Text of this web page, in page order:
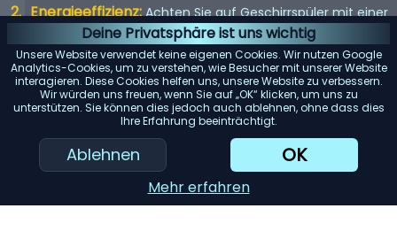
Deine Privatsphäre ist uns wichtig
Unsere Website verwendet keine eigenen Cookies. Wir nutzen Google
Analytics-Cookies, um zu verstehen, wie Besucher mit unserer Website
interagieren. Diese Cookies helfen uns, unsere Website zu verbessern.
Wir würden uns freuen, wenn Sie auf „OK“ klicken, um uns zu
unterstützen. Sie können dies jedoch auch ablehnen, ohne dass dies
Ihre Erfahrung beeinträchtigt.
Ablehnen OK
Mehr erfahren
Energieeffizienz: Achten Sie auf Geschirrspüler mit einer
Energy Star-Bewertung. Diese Modelle verbrauchen
weniger Wasser und Strom, was Ihnen langfristig Geld
spart.
Geräuschpegel: Geschirrspüler können laut sein. Wenn
Lärm ein Problem darstellt, suchen Sie nach Modellen mit
einem Dezibelwert von 45 oder darunter.
Reinigungsleistung:
Achten Sie auf Geschirrspüler mit
mehreren Spülzyklen und Optionen. Modelle mit einem
„Entsorger für harte Lebensmittel“ oder einem